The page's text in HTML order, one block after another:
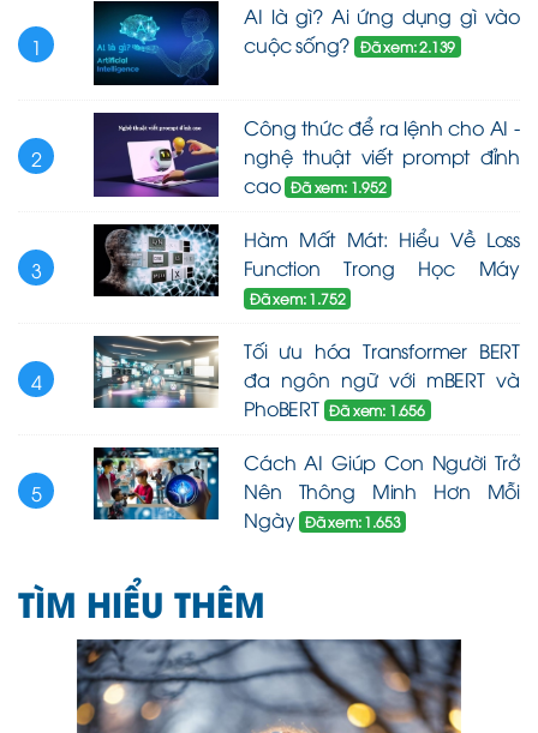
1
AI là gì? Ai ứng dụng gì vào
cuộc sống? Đã xem: 2.139
2
Công thức để ra lệnh cho AI -
nghệ thuật viết prompt đỉnh
cao Đã xem: 1.952
3
Hàm Mất Mát: Hiểu Về Loss
Function Trong Học Máy
Đã xem: 1.752
4
Tối ưu hóa Transformer BERT
đa ngôn ngữ với mBERT và
PhoBERT Đã xem: 1.656
5
Cách AI Giúp Con Người Trở
Nên Thông Minh Hơn Mỗi
Ngày Đã xem: 1.653
TÌM HIỂU THÊM